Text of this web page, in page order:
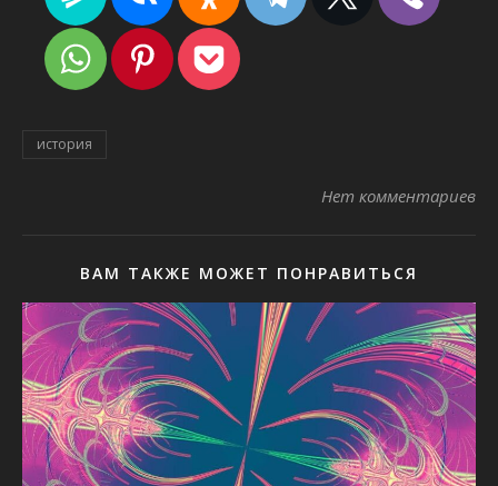
история
Нет комментариев
ВАМ ТАКЖЕ МОЖЕТ ПОНРАВИТЬСЯ